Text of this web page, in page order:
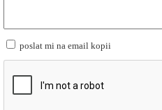
poslat mi na email kopii